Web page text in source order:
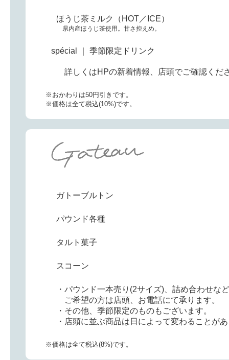
ほうじ茶ミルク（HOT／ICE）
県内産ほうじ茶使用。甘さ控えめ。
spécial ｜ 季節限定ドリンク
詳しくはHPの新着情報、店頭でご確認くだ
※おかわりは50円引きです。
※価格は全て税込(10%)です。
ガトーブルトン
パウンド各種
タルト菓子
スコーン
・パウンド一本売り(2サイズ)、詰め合わせな
ご希望の方は店頭、お電話にて承ります。
・その他、季節限定のものもございます。
・店頭に並ぶ商品は日によって変わることが
※価格は全て税込(8%)です。